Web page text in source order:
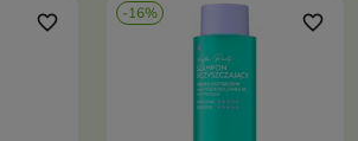
favorite_border -16% favorite_border